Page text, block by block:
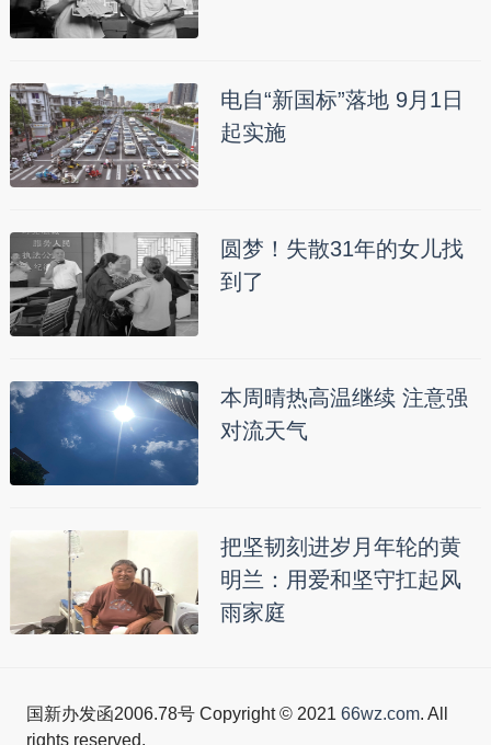
电自“新国标”落地 9月1日
起实施
圆梦！失散31年的女儿找
到了
本周晴热高温继续 注意强
对流天气
把坚韧刻进岁月年轮的黄
明兰：用爱和坚守扛起风
雨家庭
国新办发函2006.78号 Copyright © 2021 66wz.com. All
rights reserved.